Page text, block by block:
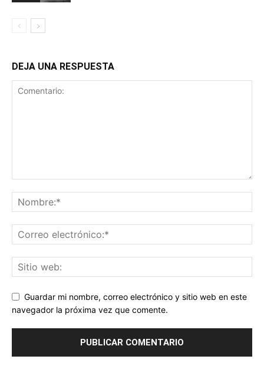
DEJA UNA RESPUESTA
Guardar mi nombre, correo electrónico y sitio web en este
navegador la próxima vez que comente.